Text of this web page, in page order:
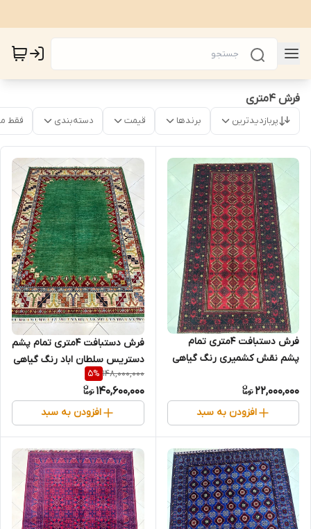
فرش 4متری
پربازدیدترین برندها قیمت دسته‌بندی فقط
فرش دستبافت 4متری تمام
پشم نقش کشمیری رنگ گیاهی
22,000,000
افزودن به سبد
فرش دستبافت 4متری تمام پشم
دستریس سلطان اباد رنگ گیاهی
کد 0600171
148,000,000
5%
140,600,000
افزودن به سبد